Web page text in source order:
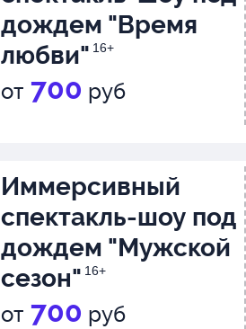
дождем "Время
любви" 16+
от 700 руб
Иммерсивный
спектакль-шоу под
дождем "Мужской
сезон" 16+
от 700 руб